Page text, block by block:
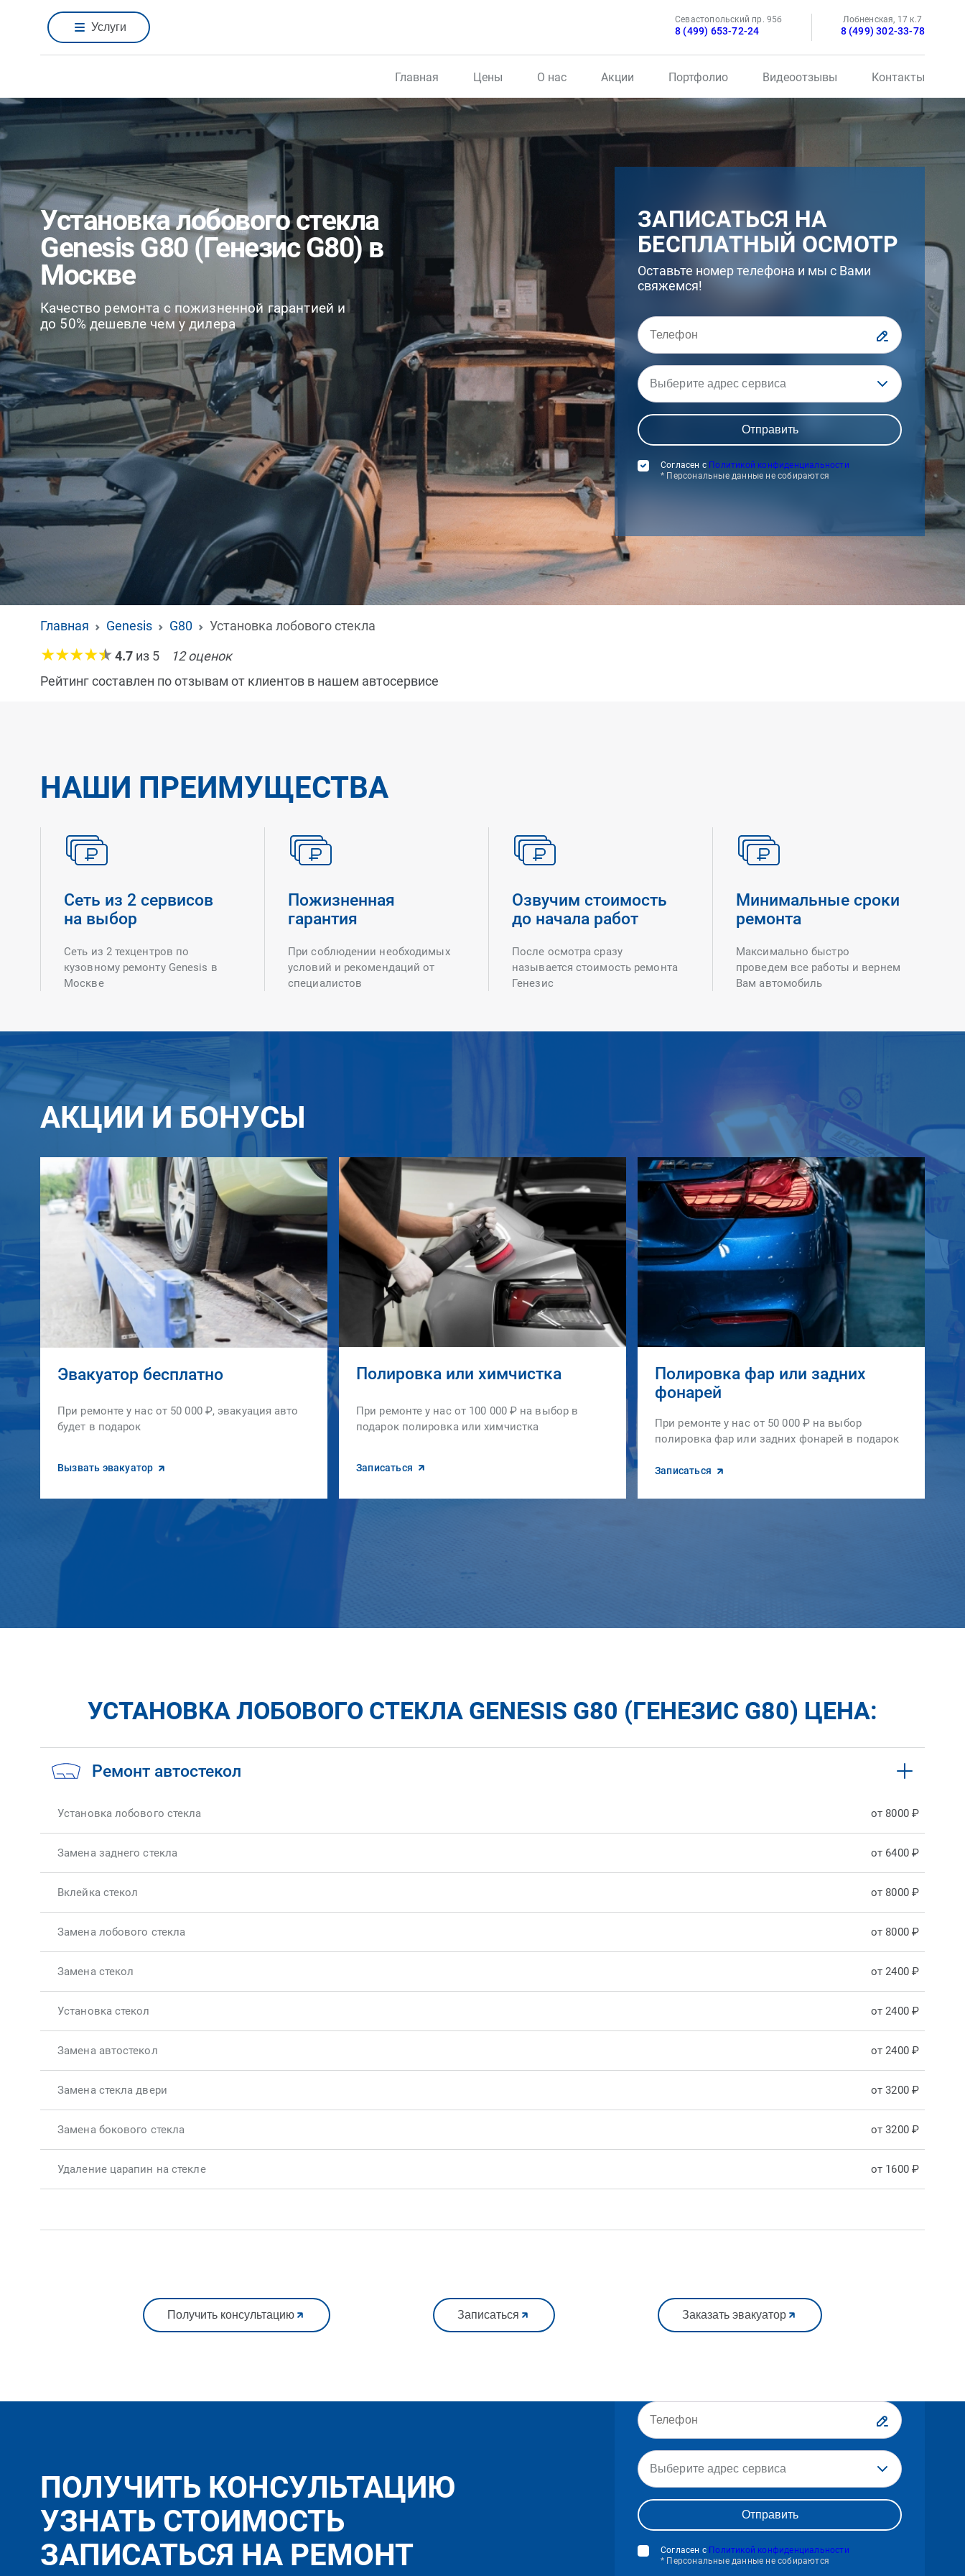
Услуги
Севастопольский пр. 95б
8 (499) 653-72-24
Лобненская, 17 к.7
8 (499) 302-33-78
Главная Цены О нас Акции Портфолио Видеоотзывы Контакты
Установка лобового стекла
Genesis G80 (Генезис G80) в
Москве
Качество ремонта с пожизненной гарантией и
до 50% дешевле чем у дилера
ЗАПИСАТЬСЯ НА
БЕСПЛАТНЫЙ ОСМОТР
Оставьте номер телефона и мы с Вами
свяжемся!
Выберите адрес сервиса
Согласен с Политикой конфиденциальности
* Персональные данные не собираются
Главная Genesis G80
Установка лобового стекла
4.7 из 5 12оценок
Рейтинг составлен по отзывам от клиентов в нашем автосервисе
НАШИ ПРЕИМУЩЕСТВА
Сеть из 2 сервисов
на выбор
Сеть из 2 техцентров по
кузовному ремонту Genesis в
Москве
Пожизненная
гарантия
При соблюдении необходимых
условий и рекомендаций от
специалистов
Озвучим стоимость
до начала работ
После осмотра сразу
называется стоимость ремонта
Генезис
Минимальные сроки
ремонта
Максимально быстро
проведем все работы и вернем
Вам автомобиль
АКЦИИ И БОНУСЫ
Эвакуатор бесплатно
При ремонте у нас от 50 000 ₽, эвакуация авто
будет в подарок
Вызвать эвакуатор
Полировка или химчистка
При ремонте у нас от 100 000 ₽ на выбор в
подарок полировка или химчистка
Записаться
Полировка фар или задних
фонарей
При ремонте у нас от 50 000 ₽ на выбор
полировка фар или задних фонарей в подарок
Записаться
УСТАНОВКА ЛОБОВОГО СТЕКЛА GENESIS G80 (ГЕНЕЗИС G80) ЦЕНА:
Ремонт автостекол
Установка лобового стекла от 8000 ₽
Замена заднего стекла от 6400 ₽
Вклейка стекол от 8000 ₽
Замена лобового стекла от 8000 ₽
Замена стекол от 2400 ₽
Установка стекол от 2400 ₽
Замена автостекол от 2400 ₽
Замена стекла двери от 3200 ₽
Замена бокового стекла от 3200 ₽
Удаление царапин на стекле от 1600 ₽
Получить консультацию Записаться Заказать эвакуатор
ПОЛУЧИТЬ КОНСУЛЬТАЦИЮ
УЗНАТЬ СТОИМОСТЬ
ЗАПИСАТЬСЯ НА РЕМОНТ
Выберите адрес сервиса
Согласен с Политикой конфиденциальности
* Персональные данные не собираются